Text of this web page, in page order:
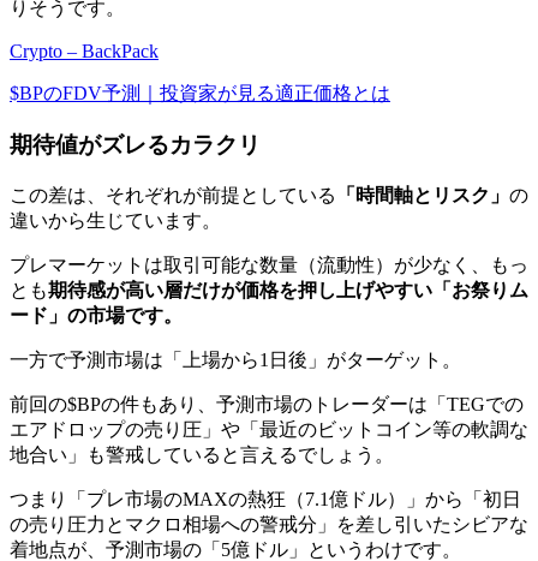
りそうです。
Crypto – BackPack
$BPのFDV予測｜投資家が見る適正価格とは
期待値がズレるカラクリ
この差は、それぞれが前提としている 「時間軸とリスク」 の
違いから生じています。
プレマーケットは取引可能な数量（流動性）が少なく、もっ
とも期待感が高い層だけが価格を押し上げやすい「お祭りム
ード」の市場です。
一方で予測市場は「上場から1日後」がターゲット。
前回の$BPの件もあり、予測市場のトレーダーは 「TEGでの
エアドロップの売り圧」や「最近のビットコイン等の軟調な
地合い」も警戒している と言えるでしょう。
つまり「プレ市場のMAXの熱狂（7.1億ドル）」から「初日
の売り圧力とマクロ相場への警戒分」を差し引いたシビアな
着地点が、予測市場の「5億ドル」というわけです。